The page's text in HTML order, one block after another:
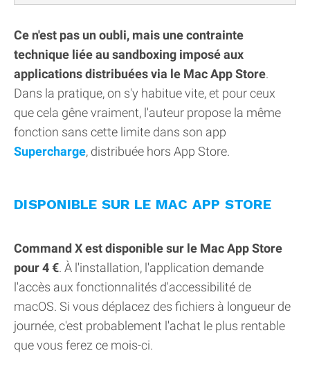
Ce n'est pas un oubli, mais une contrainte
technique liée au sandboxing imposé aux
applications distribuées via le Mac App Store.
Dans la pratique, on s'y habitue vite, et pour ceux
que cela gêne vraiment, l'auteur propose la même
fonction sans cette limite dans son app
Supercharge, distribuée hors App Store.
DISPONIBLE SUR LE MAC APP STORE
Command X est disponible sur le Mac App Store
pour 4 €. À l'installation, l'application demande
l'accès aux fonctionnalités d'accessibilité de
macOS. Si vous déplacez des fichiers à longueur de
journée, c'est probablement l'achat le plus rentable
que vous ferez ce mois-ci.